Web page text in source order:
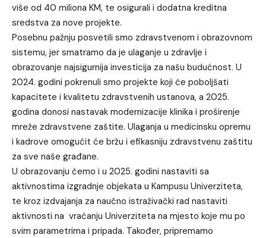
više od 40 miliona KM, te osigurali i dodatna kreditna
sredstva za nove projekte.
Posebnu pažnju posvetili smo zdravstvenom i obrazovnom
sistemu, jer smatramo da je ulaganje u zdravlje i
obrazovanje najsigurnija investicija za našu budućnost. U
2024. godini pokrenuli smo projekte koji će poboljšati
kapacitete i kvalitetu zdravstvenih ustanova, a 2025.
godina donosi nastavak modernizacije klinika i proširenje
mreže zdravstvene zaštite. Ulaganja u medicinsku opremu
i kadrove omogućit će bržu i efikasniju zdravstvenu zaštitu
za sve naše građane.
U obrazovanju ćemo i u 2025. godini nastaviti sa
aktivnostima izgradnje objekata u Kampusu Univerziteta,
te kroz izdvajanja za naučno istraživački rad nastaviti
aktivnosti na vraćanju Univerziteta na mjesto koje mu po
svim parametrima i pripada. Također, pripremamo